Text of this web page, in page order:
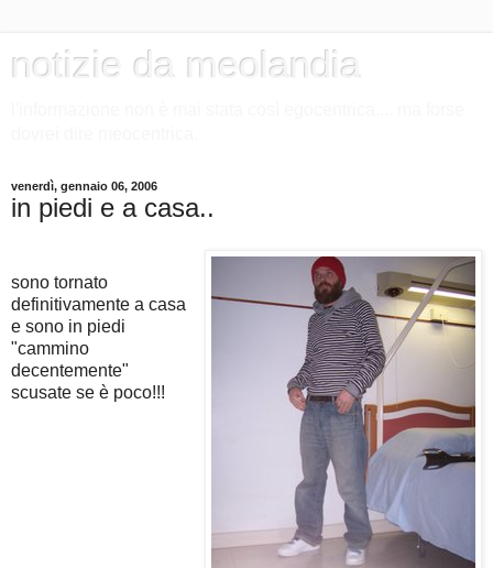
notizie da meolandia
venerdì, gennaio 06, 2006
in piedi e a casa..
sono tornato
definitivamente a casa
e sono in piedi
"cammino
decentemente"
scusate se è poco!!!